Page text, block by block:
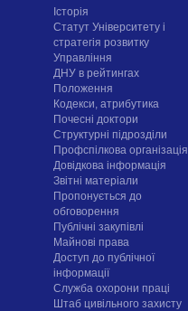
Історія
Статут Університету і
стратегія розвитку
Управління
ДНУ в рейтингах
Положення
Кодекси, атрибутика
Почесні доктори
Структурні підрозділи
Профспілкова організація
Довідкова інформація
Звітні матеріали
Пропонується до
обговорення
Публічні закупівлі
Майнові права
Доступ до публічної
інформації
Служба охорони праці
Штаб цивільного захисту